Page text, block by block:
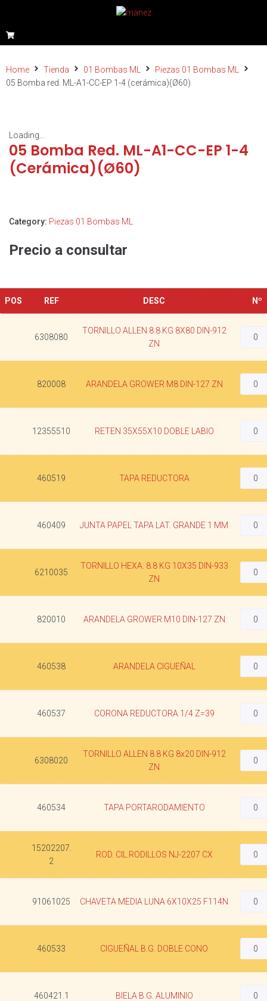
Home Tienda 01 Bombas ML
Piezas 01 Bombas ML
05 Bomba red. ML-A1-CC-EP 1-4 (cerámica)(Ø60)
Loading...
05 Bomba Red. ML-A1-CC-EP 1-4
(cerámica)(Ø60)
Category: Piezas 01 Bombas ML
Precio a consultar
POS REF DESC Nº
6308080
TORNILLO ALLEN 8.8 KG 8X80 DIN-912
ZN
820008 ARANDELA GROWER M8 DIN-127 ZN
12355510 RETEN 35X55X10 DOBLE LABIO
460519 TAPA REDUCTORA
460409 JUNTA PAPEL TAPA LAT. GRANDE 1 MM
6210035
TORNILLO HEXA. 8.8 KG 10X35 DIN-933
ZN
820010 ARANDELA GROWER M10 DIN-127 ZN
460538 ARANDELA CIGUEÑAL
460537 CORONA REDUCTORA 1/4 Z=39
6308020
TORNILLO ALLEN 8.8 KG 8x20 DIN-912
ZN
460534 TAPA PORTARODAMIENTO
15202207.
2
ROD. CIL.RODILLOS NJ-2207 CX
91061025 CHAVETA MEDIA LUNA 6X10X25 F114N
460533 CIGUEÑAL B.G. DOBLE CONO
460421.1 BIELA B.G. ALUMINIO